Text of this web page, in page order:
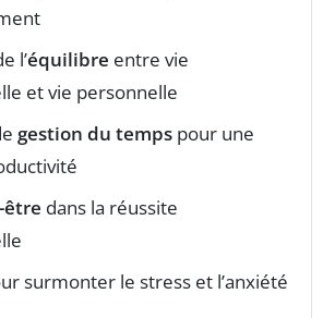
l’équilibre entre vie
et vie personnelle
gestion du temps pour une
être dans la réussite
surmonter le stress et l’anxiété